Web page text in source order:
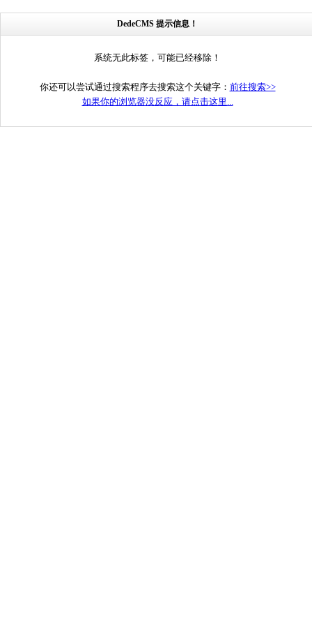
DedeCMS 提示信息！
系统无此标签，可能已经移除！
你还可以尝试通过搜索程序去搜索这个关键字： 前往搜索>>
如果你的浏览器没反应，请点击这里...